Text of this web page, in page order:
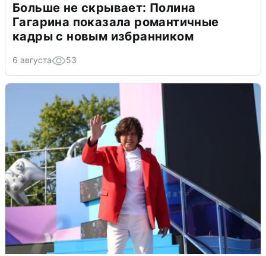
Больше не скрывает: Полина
Гагарина показала романтичные
кадры с новым избранником
6 августа 53